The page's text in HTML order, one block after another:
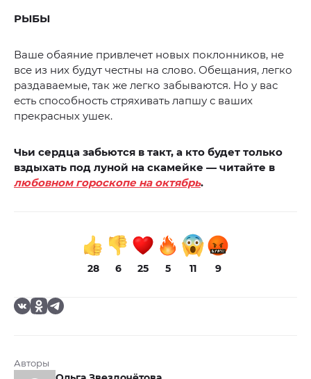
РЫБЫ
Ваше обаяние привлечет новых поклонников, не
все из них будут честны на слово. Обещания, легко
раздаваемые, так же легко забываются. Но у вас
есть способность стряхивать лапшу с ваших
прекрасных ушек.
Чьи сердца забьются в такт, а кто будет только
вздыхать под луной на скамейке — читайте в
любовном гороскопе на октябрь.
28 6 25 5 11 9
Авторы